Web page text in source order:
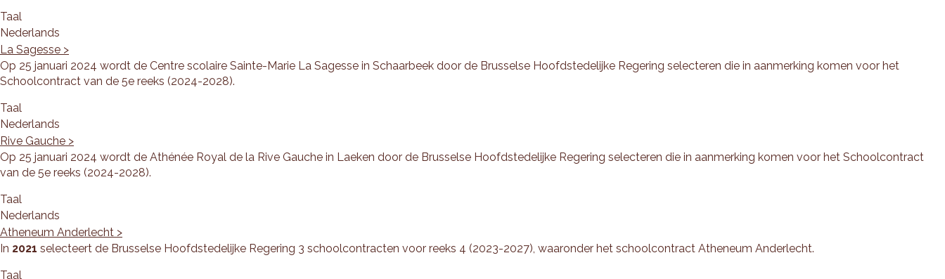
Taal
Nederlands
La Sagesse >
Op 25 januari 2024 wordt de Centre scolaire Sainte-Marie La Sagesse in Schaarbeek door de Brusselse Hoofdstedelijke Regering selecteren die in aanmerking komen voor het
Schoolcontract van de 5e reeks (2024-2028).
Taal
Nederlands
Rive Gauche >
Op 25 januari 2024 wordt de Athénée Royal de la Rive Gauche in Laeken door de Brusselse Hoofdstedelijke Regering selecteren die in aanmerking komen voor het Schoolcontract
van de 5e reeks (2024-2028).
Taal
Nederlands
Atheneum Anderlecht >
In 2021 selecteert de Brusselse Hoofdstedelijke Regering 3 schoolcontracten voor reeks 4 (2023-2027), waaronder het schoolcontract Atheneum Anderlecht.
Taal